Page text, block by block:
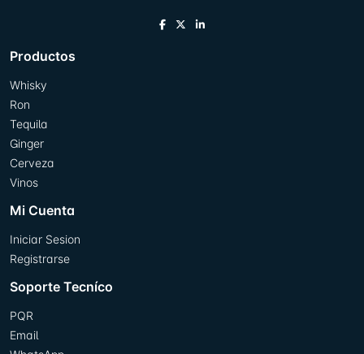
Productos
Whisky
Ron
Tequila
Ginger
Cerveza
Vinos
Mi Cuenta
Iniciar Sesion
Registrarse
Soporte Tecníco
PQR
Email